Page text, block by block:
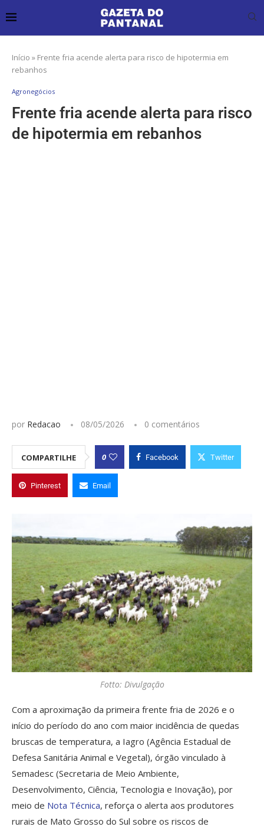
Início » Frente fria acende alerta para risco de hipotermia em
rebanhos
Agronegócios
Frente fria acende alerta para risco
de hipotermia em rebanhos
por Redacao 08/05/2026 0 comentários
COMPARTILHE 0 Facebook Twitter
Pinterest Email
Fotto: Divulgação
Com a aproximação da primeira frente fria de 2026 e o
início do período do ano com maior incidência de quedas
bruscas de temperatura, a Iagro (Agência Estadual de
Defesa Sanitária Animal e Vegetal), órgão vinculado à
Semadesc (Secretaria de Meio Ambiente,
Desenvolvimento, Ciência, Tecnologia e Inovação), por
meio de Nota Técnica, reforça o alerta aos produtores
rurais de Mato Grosso do Sul sobre os riscos de